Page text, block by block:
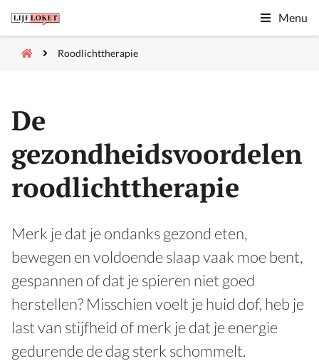
Menu
Roodlichttherapie
De
gezondheidsvoordelen
roodlichttherapie
Merk je dat je ondanks gezond eten,
bewegen en voldoende slaap vaak moe bent,
gespannen of dat je spieren niet goed
herstellen? Misschien voelt je huid dof, heb je
last van stijfheid of merk je dat je energie
gedurende de dag sterk schommelt.